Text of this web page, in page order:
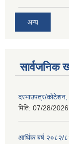
अन्य
सार्वजनिक
दरभाउपत्र/कोटेशन,
मिति: 07/28/
आर्थिक बर्ष २०८२/